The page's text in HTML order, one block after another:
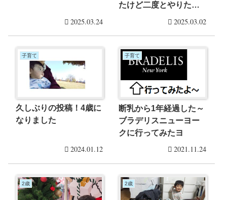
2025.03.24
たけど二度とやりたく
2025.03.02
子育て
久しぶりの投稿！4歳に
なりました
2024.01.12
子育て
断乳から1年経過した～
ブラデリスニューヨー
クに行ってみたヨ
2021.11.24
2歳 2歳